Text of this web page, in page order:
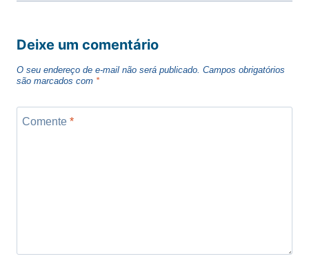
Deixe um comentário
O seu endereço de e-mail não será publicado. Campos obrigatórios
são marcados com *
Comente *